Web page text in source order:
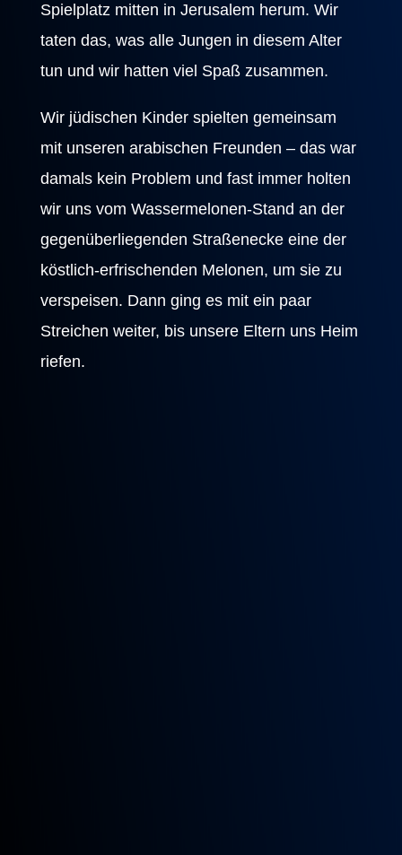
Spielplatz mitten in Jerusalem herum. Wir
taten das, was alle Jungen in diesem Alter
tun und wir hatten viel Spaß zusammen.
Wir jüdischen Kinder spielten gemeinsam
mit unseren arabischen Freunden – das war
damals kein Problem und fast immer holten
wir uns vom Wassermelonen-Stand an der
gegenüberliegenden Straßenecke eine der
köstlich-erfrischenden Melonen, um sie zu
verspeisen. Dann ging es mit ein paar
Streichen weiter, bis unsere Eltern uns Heim
riefen.